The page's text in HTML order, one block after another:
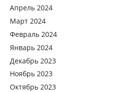
Апрель 2024
Март 2024
Февраль 2024
Январь 2024
Декабрь 2023
Ноябрь 2023
Октябрь 2023